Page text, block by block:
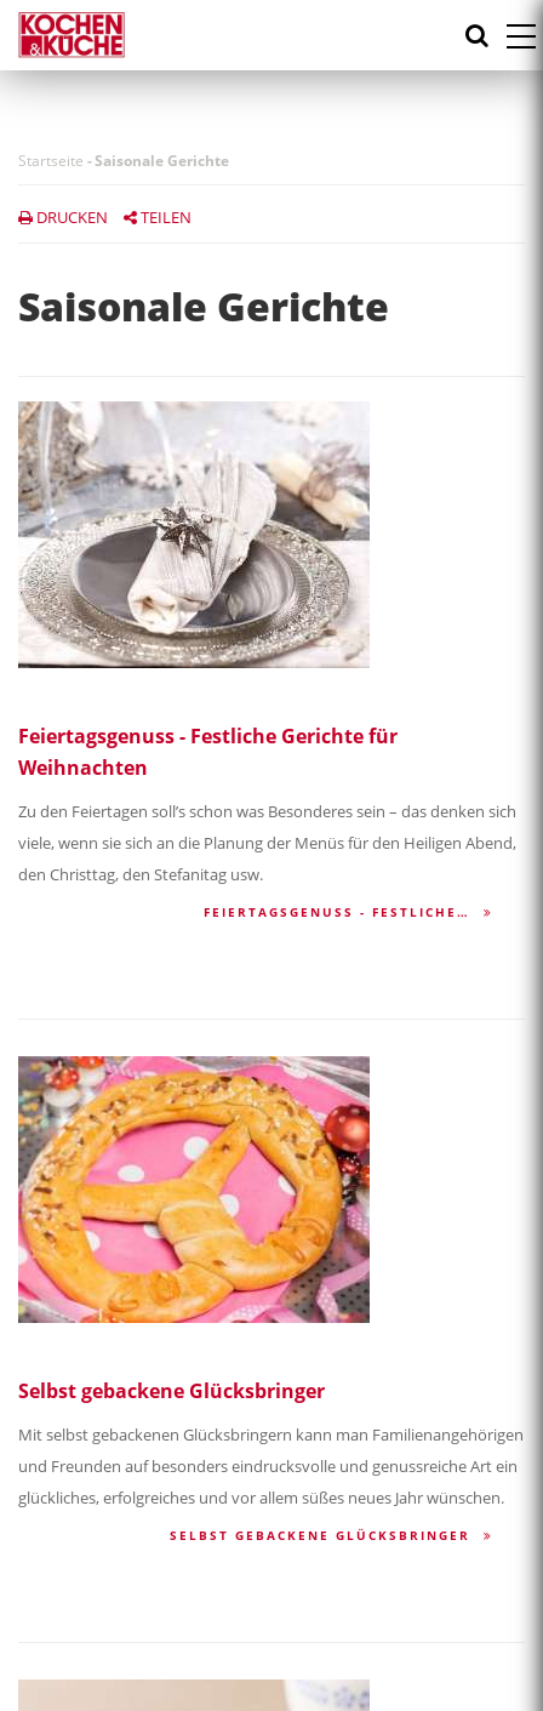
Direkt
zum
Inhalt
Startseite -Saisonale Gerichte
DRUCKEN TEILEN
Saisonale Gerichte
Feiertagsgenuss - Festliche Gerichte für
Weihnachten
Zu den Feiertagen soll’s schon was Besonderes sein – das denken sich
viele, wenn sie sich an die Planung der Menüs für den Heiligen Abend,
den Christtag, den Stefanitag usw.
FEIERTAGSGENUSS - FESTLICHE…
Selbst gebackene Glücksbringer
Mit selbst gebackenen Glücksbringern kann man Familienangehörigen
und Freunden auf besonders eindrucksvolle und genussreiche Art ein
glückliches, erfolgreiches und vor allem süßes neues Jahr wünschen.
SELBST GEBACKENE GLÜCKSBRINGER